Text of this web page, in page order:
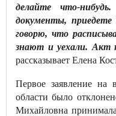
делайте что-
документы,
говорю, что
знают и уехали. Акт
рассказывает Елена
Первое заявление
области было
Михайловна